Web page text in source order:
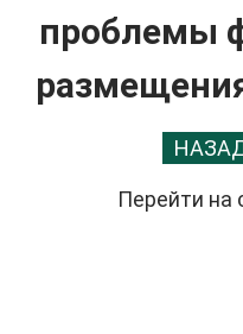
проблемы
Перейти на